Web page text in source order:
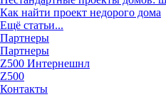
Как найти проект недорого дома
Ещё статьи...
Партнеры
Партнеры
Z500 Интернешнл
Z500
Контакты